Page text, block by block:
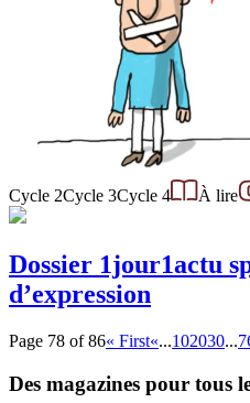
Cycle 2Cycle 3Cycle 4 À lire
Dossier 1jour1actu
d’expression
Page 78 of 86« First«...102030...
Des magazines pour tous